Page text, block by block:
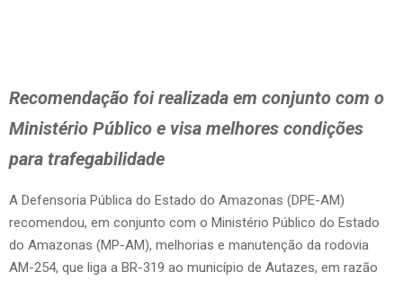
Recomendação foi realizada em conjunto com o
Ministério Público e visa melhores condições
para trafegabilidade
A Defensoria Pública do Estado do Amazonas (DPE-AM)
recomendou, em conjunto com o Ministério Público do Estado
do Amazonas (MP-AM), melhorias e manutenção da rodovia
AM-254, que liga a BR-319 ao município de Autazes, em razão